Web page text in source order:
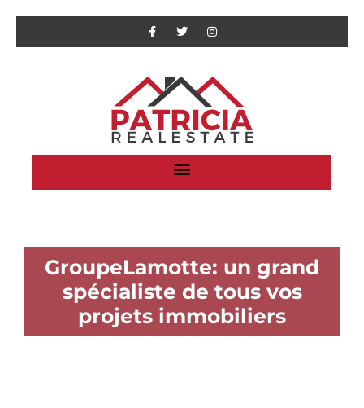
GroupeLamotte: un grand
spécialiste de tous vos
projets immobiliers